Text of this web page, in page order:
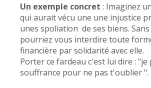
Un exemple concret : Imaginez
qui aurait vécu une une injustice
unes spoliation de ses biens.
pourriez vous interdire toute
financière par solidarité avec elle.
Porter ce fardeau c'est lui dire :
souffrance pour ne pas t'oublier ".